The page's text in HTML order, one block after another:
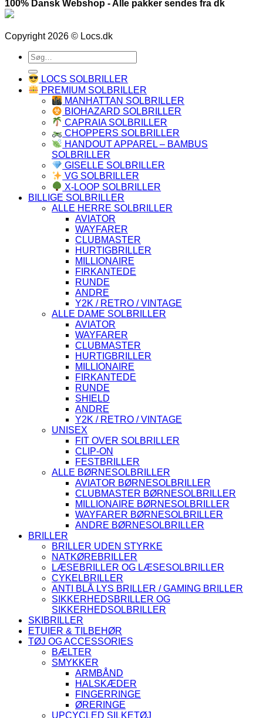
100% Dansk Webshop - Alle pakker sendes fra dk
Copyright 2026 © Locs.dk
Søg
efter:
LOCS SOLBRILLER
PREMIUM SOLBRILLER
MANHATTAN SOLBRILLER
BIOHAZARD SOLBRILLER
CAPRAIA SOLBRILLER
CHOPPERS SOLBRILLER
HANDOUT APPAREL – BAMBUS
SOLBRILLER
GISELLE SOLBRILLER
VG SOLBRILLER
X-LOOP SOLBRILLER
BILLIGE SOLBRILLER
ALLE HERRE SOLBRILLER
AVIATOR
WAYFARER
CLUBMASTER
HURTIGBRILLER
MILLIONAIRE
FIRKANTEDE
RUNDE
ANDRE
Y2K / RETRO / VINTAGE
ALLE DAME SOLBRILLER
AVIATOR
WAYFARER
CLUBMASTER
HURTIGBRILLER
MILLIONAIRE
FIRKANTEDE
RUNDE
SHIELD
ANDRE
Y2K / RETRO / VINTAGE
UNISEX
FIT OVER SOLBRILLER
CLIP-ON
FESTBRILLER
ALLE BØRNESOLBRILLER
AVIATOR BØRNESOLBRILLER
CLUBMASTER BØRNESOLBRILLER
MILLIONAIRE BØRNESOLBRILLER
WAYFARER BØRNESOLBRILLER
ANDRE BØRNESOLBRILLER
BRILLER
BRILLER UDEN STYRKE
NATKØREBRILLER
LÆSEBRILLER OG LÆSESOLBRILLER
CYKELBRILLER
ANTI BLÅ LYS BRILLER / GAMING BRILLER
SIKKERHEDSBRILLER OG
SIKKERHEDSOLBRILLER
SKIBRILLER
ETUIER & TILBEHØR
TØJ OG ACCESSORIES
BÆLTER
SMYKKER
ARMBÅND
HALSKÆDER
FINGERRINGE
ØRERINGE
UPCYCLED SILKETØJ